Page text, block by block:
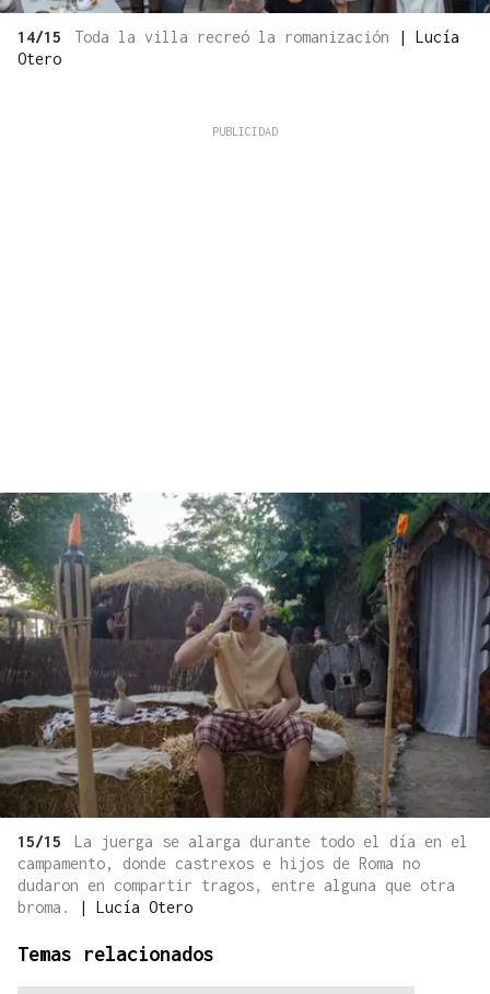
14/15 Toda la villa recreó la romanización | Lucía
Otero
15/15
La juerga se alarga durante todo el día en el
campamento, donde castrexos e hijos de Roma no
dudaron en compartir tragos, entre alguna que otra
broma.
| Lucía Otero
Temas relacionados